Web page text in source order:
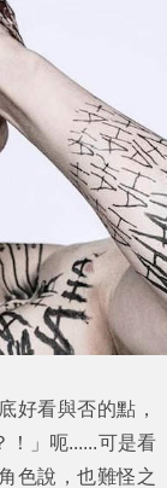
好看與否的點，
！」呃......可是看
色說，也難怪之